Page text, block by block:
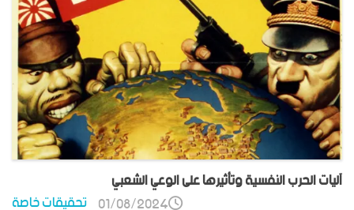
آليات الحرب النفسية وتأثيرها على الوعي الشعبي
تحقيقات خاصة